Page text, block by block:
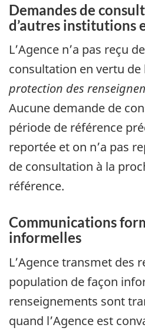
Demandes de
d’autres institutions
L’Agence n’a pas reçu
consultation en vertu de
protection des
Aucune demande de
période de référence
reportée et on n’a pas
de consultation à la
référence.
Communications
informelles
L’Agence transmet des
population de façon
renseignements sont
quand l’Agence est